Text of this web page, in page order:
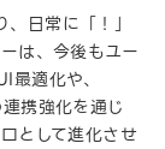
日常に「！」
は、今後もユー
適化や、
携強化を通じ
として進化させ